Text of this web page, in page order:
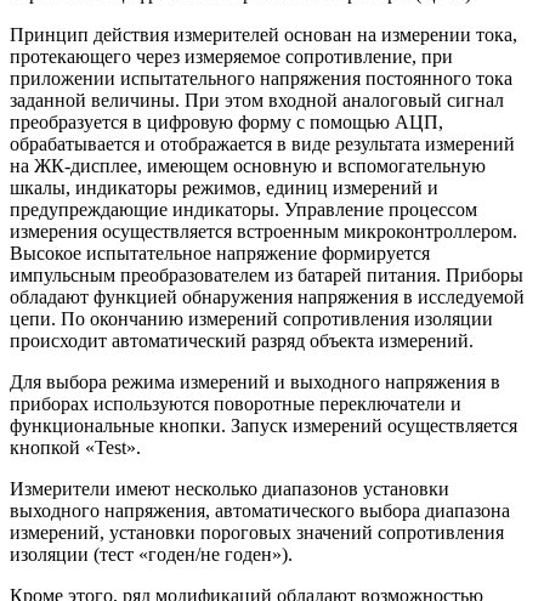
Принцип действия измерителей основан на измерении тока,
протекающего через измеряемое сопротивление, при
приложении испытательного напряжения постоянного тока
заданной величины. При этом входной аналоговый сигнал
преобразуется в цифровую форму с помощью АЦП,
обрабатывается и отображается в виде результата измерений
на ЖК-дисплее, имеющем основную и вспомогательную
шкалы, индикаторы режимов, единиц измерений и
предупреждающие индикаторы. Управление процессом
измерения осуществляется встроенным микроконтроллером.
Высокое испытательное напряжение формируется
импульсным преобразователем из батарей питания. Приборы
обладают функцией обнаружения напряжения в исследуемой
цепи. По окончанию измерений сопротивления изоляции
происходит автоматический разряд объекта измерений.
Для выбора режима измерений и выходного напряжения в
приборах используются поворотные переключатели и
функциональные кнопки. Запуск измерений осуществляется
кнопкой «Test».
Измерители имеют несколько диапазонов установки
выходного напряжения, автоматического выбора диапазона
измерений, установки пороговых значений сопротивления
изоляции (тест «годен/не годен»).
Кроме этого, ряд модификаций обладают возможностью